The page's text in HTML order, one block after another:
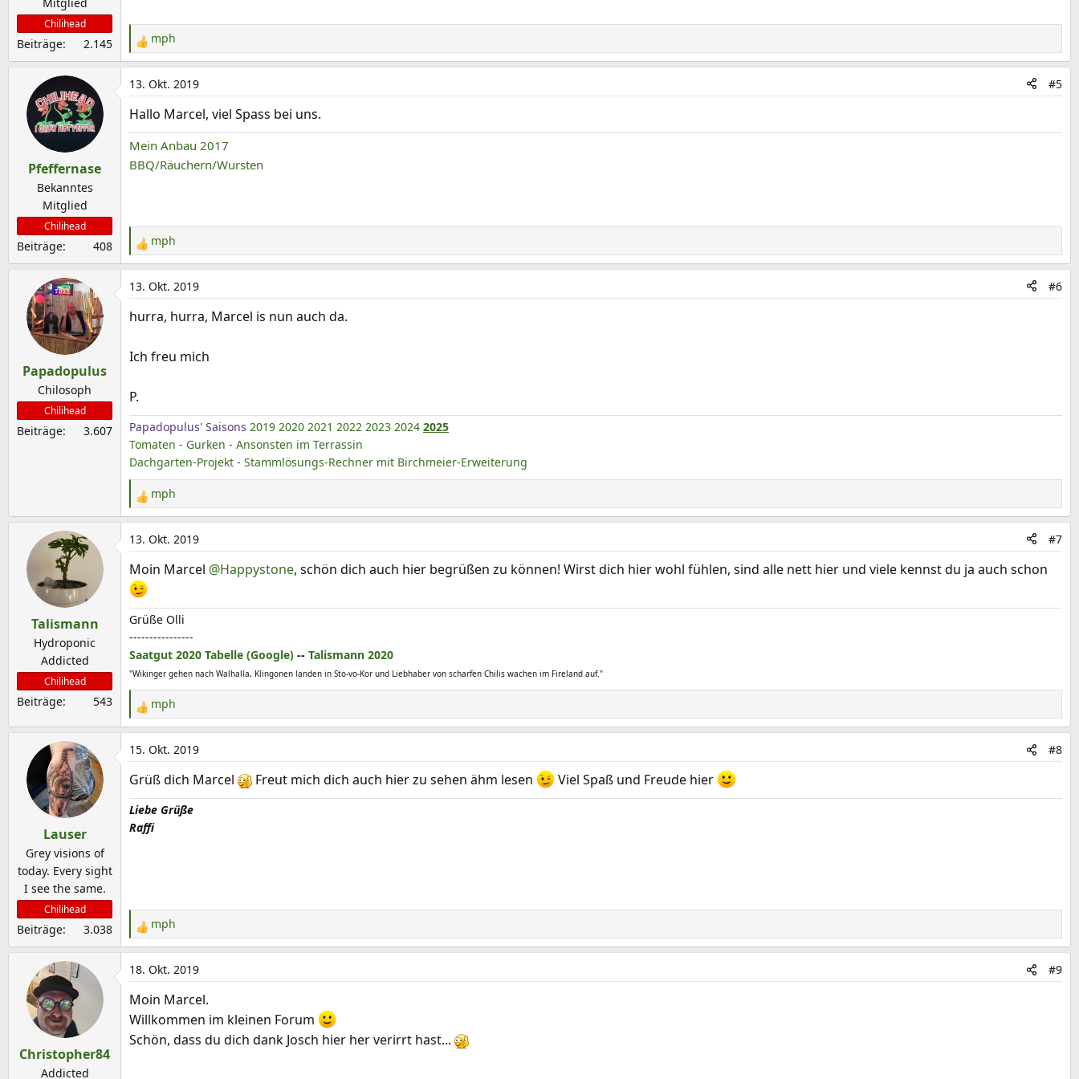
Chilihead
Beiträge 2.145
R
e
a
k
t
i
o
n
mph
Pfeffernase
Bekanntes
Mitglied
Chilihead
Beiträge 408
13. Okt. 2019 #5
Hallo Marcel, viel Spass bei uns.
Mein Anbau 2017
BBQ/Räuchern/Wursten
R
e
a
k
t
o
e
n
:
mph
Papadopulus
Chilosoph
Chilihead
Beiträge 3.607
13. Okt. 2019 #6
hurra, hurra, Marcel is nun auch da.
Ich freu mich
P.
Papadopulus' Saisons 2019 2020 2021 2022 2023 2024 2025
Tomaten - Gurken - Ansonsten im Terrassin
Dachgarten-Projekt - Stammlösungs-Rechner mit Birchmeier-Erweiterung
R
e
a
k
t
i
o
n
e
n
:
mph
Talismann
Hydroponic
Addicted
Chilihead
Beiträge 543
13. Okt. 2019 #7
Moin Marcel @Happystone, schön dich auch hier begrüßen zu können! Wirst dich hier wohl fühlen, sind alle nett hier und viele kennst du ja auch schon
Grüße Olli
----------------
Saatgut 2020 Tabelle (Google) -- Talismann 2020
"Wikinger gehen nach Walhalla, Klingonen landen in Sto-vo-Kor und Liebhaber von scharfen Chilis wachen im Fireland auf."
R
e
a
k
t
i
o
n
mph
Lauser
Grey visions of
today. Every sight
I see the same.
Chilihead
Beiträge 3.038
15. Okt. 2019 #8
Grüß dich Marcel Freut mich dich auch hier zu sehen ähm lesen Viel Spaß und Freude hier
Liebe Grüße
Raffi
R
e
a
k
t
i
o
mph
Christopher84
Addicted
18. Okt. 2019 #9
Moin Marcel.
Willkommen im kleinen Forum
Schön, dass du dich dank Josch hier her verirrt hast...